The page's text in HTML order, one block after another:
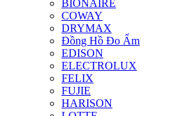
BIONAIRE
COWAY
DRYMAX
Đồng Hồ Đo Ẩm
EDISON
ELECTROLUX
FELIX
FUJIE
HARISON